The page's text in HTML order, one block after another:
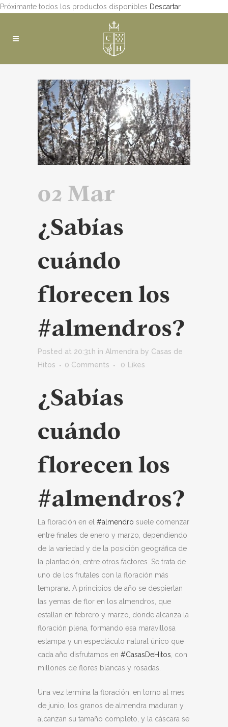
Próximante todos los productos disponibles Descartar
02 Mar
¿Sabías
cuándo
florecen los
#almendros?
Posted at 20:31h in Almendra by Casas de
Hitos
0 Comments 0 Likes
¿Sabías
cuándo
florecen los
#almendros?
La floración en el #almendro suele comenzar
entre finales de enero y marzo, dependiendo
de la variedad y de la posición geográfica de
la plantación, entre otros factores. Se trata de
uno de los frutales con la floración más
temprana. A principios de año se despiertan
las yemas de flor en los almendros, que
estallan en febrero y marzo, donde alcanza la
floración plena, formando esa maravillosa
estampa y un espectáculo natural único que
cada año disfrutamos en #CasasDeHitos , con
millones de flores blancas y rosadas.
Una vez termina la floración, en torno al mes
de junio, los granos de almendra maduran y
alcanzan su tamaño completo, y la cáscara se